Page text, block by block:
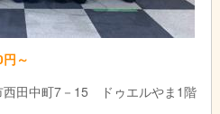
～
西田中町7－15 ドゥエルやま1階